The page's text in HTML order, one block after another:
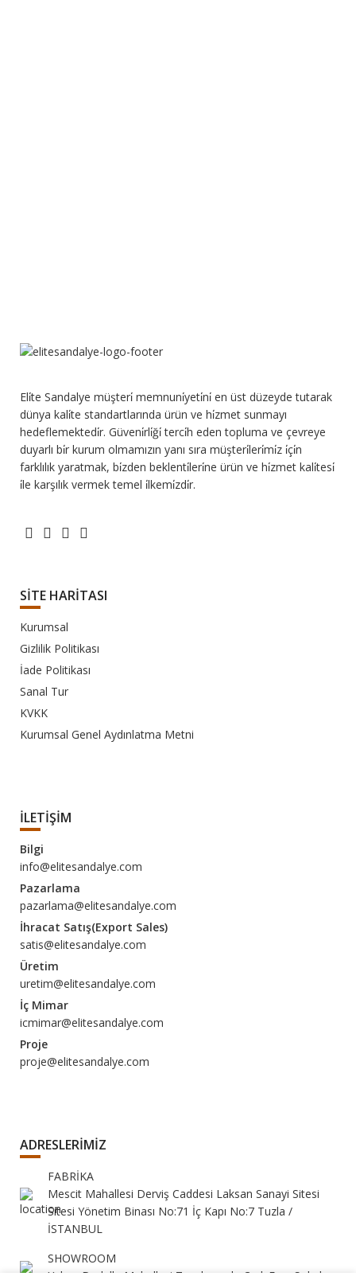
Eli̇te Sandalye müşteri̇ memnuni̇yeti̇ni̇ en üst düzeyde tutarak
dünya kali̇te standartlarında ürün ve hi̇zmet sunmayı
hedeflemektedi̇r. Güveni̇rli̇ği̇ terci̇h eden topluma ve çevreye
duyarlı bi̇r kurum olmamızın yanı sıra müşteri̇leri̇mi̇z i̇çi̇n
farklılık yaratmak, bi̇zden beklenti̇leri̇ne ürün ve hi̇zmet kali̇tesi̇
i̇le karşılık vermek temel i̇lkemi̇zdi̇r.
SİTE HARİTASI
Kurumsal
Gizlilik Politikası
İade Politikası
Sanal Tur
KVKK
Kurumsal Genel Aydınlatma Metni
İLETİŞİM
Bilgi
info@elitesandalye.com
Pazarlama
pazarlama@elitesandalye.com
İhracat Satış(Export Sales)
satis@elitesandalye.com
Üretim
uretim@elitesandalye.com
İç Mimar
icmimar@elitesandalye.com
Proje
proje@elitesandalye.com
ADRESLERİMİZ
FABRİKA
Mescit Mahallesi Derviş Caddesi Laksan Sanayi Sitesi
Sitesi Yönetim Binası No:71 İç Kapı No:7 Tuzla /
İSTANBUL
SHOWROOM
Yukarı Dudullu Mahallesi Tavukçuyolu Cad. Eser Sokak